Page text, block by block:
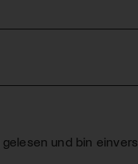
gelesen und bin